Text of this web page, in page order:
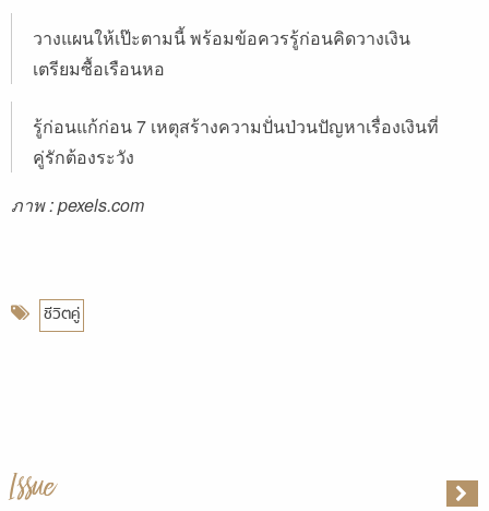
วางแผนให้เป๊ะตามนี้ พร้อมข้อควรรู้ก่อนคิดวางเงิน
เตรียมซื้อเรือนหอ
รู้ก่อนแก้ก่อน 7 เหตุสร้างความปั่นป่วนปัญหาเรื่องเงินที่
คู่รักต้องระวัง
ภาพ : pexels.com
ชีวิตคู่
Issue